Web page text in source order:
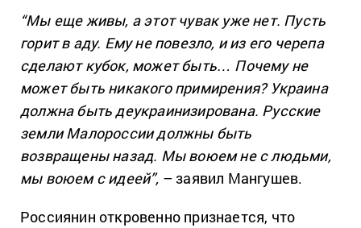
“Мы еще живы, а этот чувак уже нет. Пусть
горит в аду. Ему не повезло, и из его черепа
сделают кубок, может быть… Почему не
может быть никакого примирения? Украина
должна быть деукраинизирована. Русские
земли Малороссии должны быть
возвращены назад. Мы воюем не с людьми,
мы воюем с идеей”, – заявил Мангушев.
Россиянин откровенно признается, что